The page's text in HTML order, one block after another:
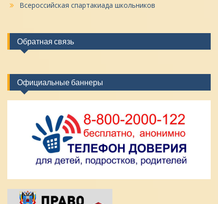
Всероссийская спартакиада школьников
Обратная связь
Официальные баннеры